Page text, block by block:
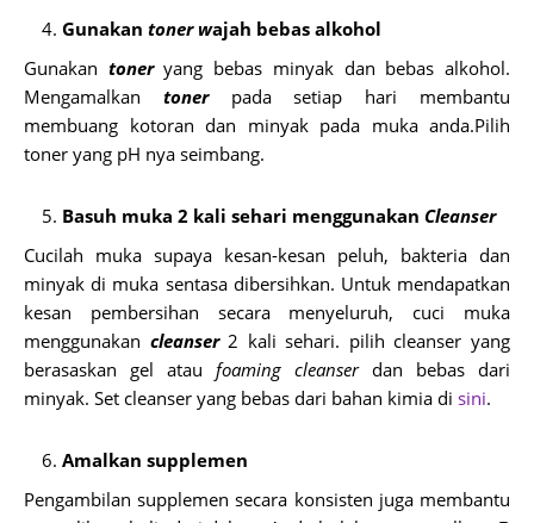
Gunakan toner wajah bebas alkohol
Gunakan toneryang bebas minyak dan bebas alkohol.
Mengamalkan tonerpada setiap hari membantu
membuang kotoran dan minyak pada muka anda.Pilih
toner yang pH nya seimbang.
Basuh muka 2 kali sehari menggunakan Cleanser
Cucilah muka supaya kesan-kesan peluh, bakteria dan
minyak di muka sentasa dibersihkan. Untuk mendapatkan
kesan pembersihan secara menyeluruh, cuci muka
menggunakan cleanser 2 kali sehari. pilih cleanser yang
berasaskan gel atau foaming cleanserdan bebas dari
minyak. Set cleanser yang bebas dari bahan kimia di sini.
Amalkan supplemen
Pengambilan supplemen secara konsisten juga membantu